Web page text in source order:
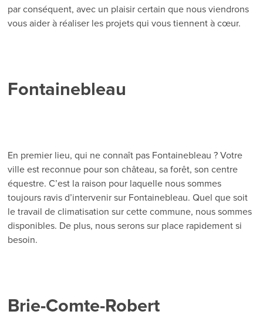
par conséquent, avec un plaisir certain que nous viendrons
vous aider à réaliser les projets qui vous tiennent à cœur.
Fontainebleau
En premier lieu, qui ne connaît pas Fontainebleau ? Votre
ville est reconnue pour son château, sa forêt, son centre
équestre. C’est la raison pour laquelle nous sommes
toujours ravis d’intervenir sur Fontainebleau. Quel que soit
le travail de climatisation sur cette commune, nous sommes
disponibles. De plus, nous serons sur place rapidement si
besoin.
Brie-Comte-Robert